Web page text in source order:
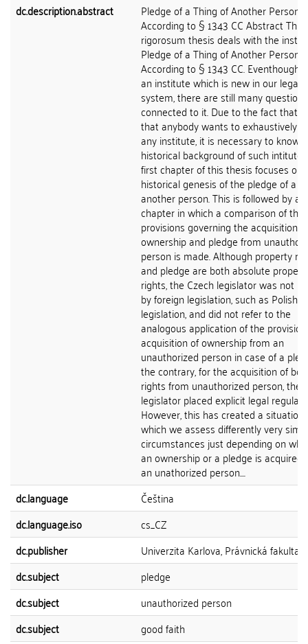
dc.description.abstract
Pledge of a Thing of Another Person
According to § 1343 CC Abstract This
rigorosum thesis deals with the
Pledge of a Thing of Another Person
According to § 1343 CC. Eventhough
an institute which is new in our legal
system, there are still many questions
connected to it. Due to the fact that
that anybody wants to exhaustively
any institute, it is necessary to know
historical background of such
first chapter of this thesis focuses on
historical genesis of the pledge of a
another person. This is followed by a
chapter in which a comparison of the
provisions governing the acquisition of
ownership and pledge from
person is made. Although property
and pledge are both absolute
rights, the Czech legislator was not
by foreign legislation, such as Polish
legislation, and did not refer to the
analogous application of the
acquisition of ownership from an
unauthorized person in case of a
the contrary, for the acquisition of
rights from unauthorized person, the
legislator placed explicit legal
However, this has created a situation
which we assess differently very
circumstances just depending on
an ownership or a pledge is acquired
an unathorized person....
dc.language
Čeština
dc.language.iso
cs_CZ
dc.publisher
Univerzita Karlova, Právnická fakulta
dc.subject
pledge
dc.subject
unauthorized person
dc.subject
good faith